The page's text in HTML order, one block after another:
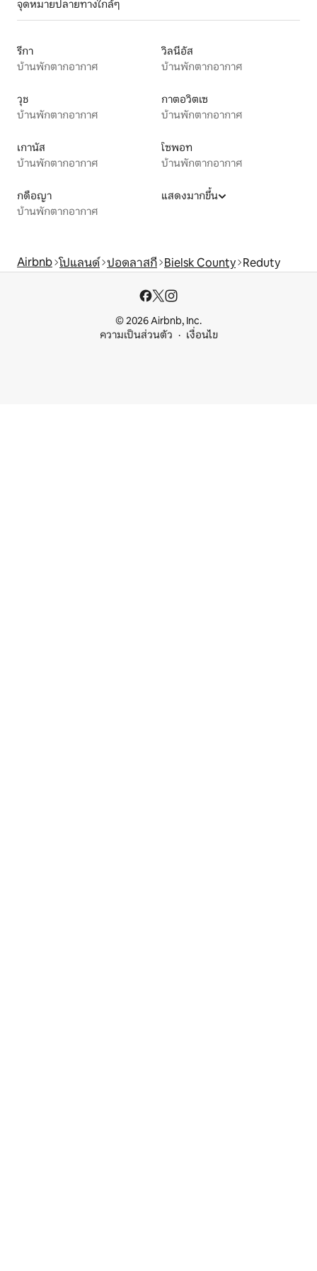
จุดหมายปลายทางใกล้ๆ
รีกา
บ้านพักตากอากาศ
วิลนีอัส
บ้านพักตากอากาศ
วุช
บ้านพักตากอากาศ
กาตอวิตเซ
บ้านพักตากอากาศ
เกานัส
บ้านพักตากอากาศ
โซพอท
บ้านพักตากอากาศ
กดือญา
บ้านพักตากอากาศ
แสดงมากขึ้น
Airbnb โปแลนด์ ปอดลาสกี Bielsk County Reduty
© 2026 Airbnb, Inc.
ความเป็นส่วนตัว
เงื่อนไข